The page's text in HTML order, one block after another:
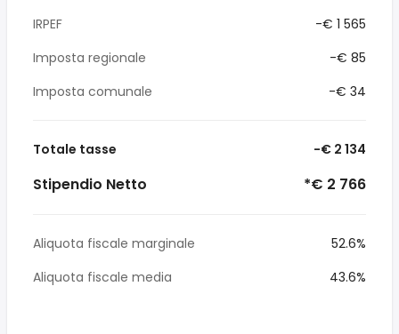
IRPEF
-€ 1 565
Imposta regionale
-€ 85
Imposta comunale
-€ 34
Totale tasse -€ 2 134
Stipendio Netto *€ 2 766
Aliquota fiscale marginale
52.6%
Aliquota fiscale media
43.6%